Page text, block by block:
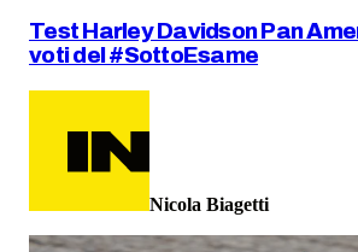
Test Harley Davidson Pan
voti del #SottoEsame
Nicola Biagetti